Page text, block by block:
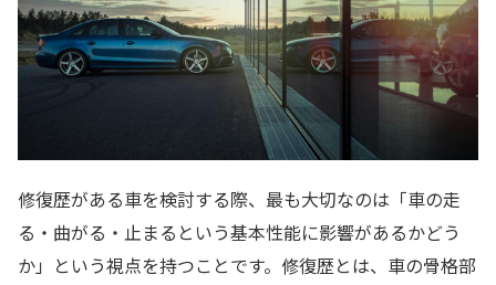
修復歴がある車を検討する際、最も大切なのは「車の走
る・曲がる・止まるという基本性能に影響があるかどう
か」という視点を持つことです。修復歴とは、車の骨格部